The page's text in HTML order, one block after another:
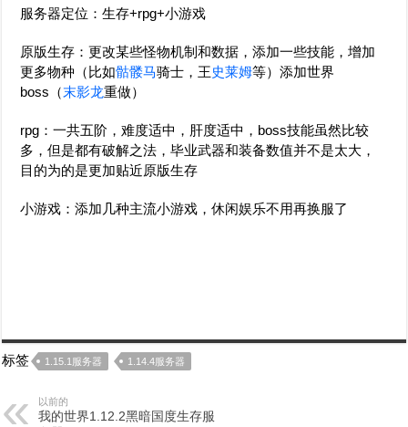
服务器定位：生存+rpg+小游戏
原版生存：更改某些怪物机制和数据，添加一些技能，增加
更多物种（比如骷髅马骑士，王史莱姆等）添加世界
boss（末影龙重做）
rpg：一共五阶，难度适中，肝度适中，boss技能虽然比较
多，但是都有破解之法，毕业武器和装备数值并不是太大，
目的为的是更加贴近原版生存
小游戏：添加几种主流小游戏，休闲娱乐不用再换服了
标签 1.15.1服务器 1.14.4服务器
以前的
我的世界1.12.2黑暗国度生存服